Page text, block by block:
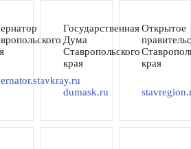
Государственная
Дума
Ставропольского
края
dumask.ru
Открытое
края